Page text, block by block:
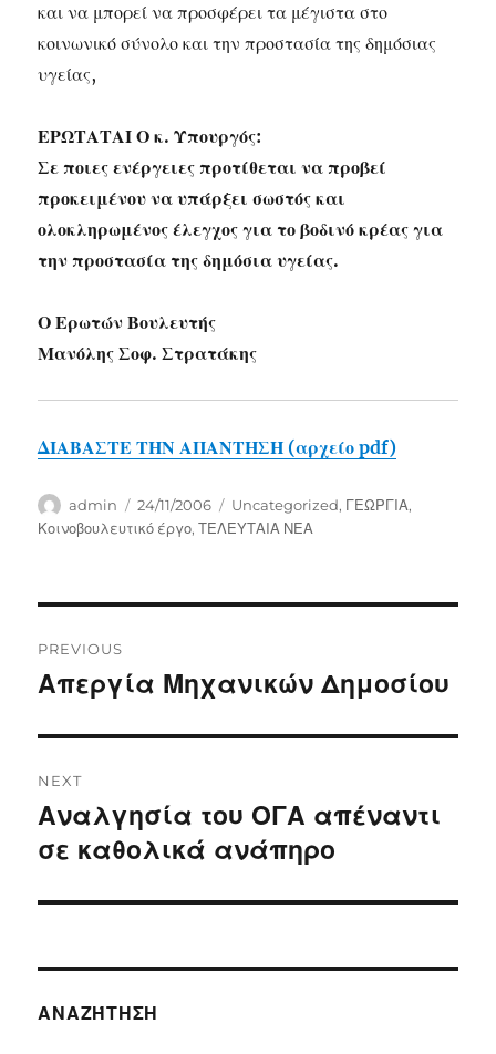
και να μπορεί να προσφέρει τα μέγιστα στο
κοινωνικό σύνολο και την προστασία της δημόσιας
υγείας,
ΕΡΩΤΑΤΑΙ Ο κ. Υπουργός:
Σε ποιες ενέργειες προτίθεται να προβεί
προκειμένου να υπάρξει σωστός και
ολοκληρωμένος έλεγχος για το βοδινό κρέας για
την προστασία της δημόσια υγείας.
Ο Ερωτών Βουλευτής
Μανόλης Σοφ. Στρατάκης
ΔΙΑΒΑΣΤΕ ΤΗΝ ΑΠΑΝΤΗΣΗ (αρχείο pdf)
Author
admin
Posted
on
24/11/2006 Categories
Uncategorized, ΓΕΩΡΓΙΑ,
Κοινοβουλευτικό έργο,ΤΕΛΕΥΤΑΙΑ ΝΕΑ
navigation
PREVIOUS
Previous
Απεργία Μηχανικών Δημοσίου
NEXT
Next
post:
Αναλγησία του ΟΓΑ απέναντι
σε καθολικά ανάπηρο
ΑΝΑΖΉΤΗΣΗ